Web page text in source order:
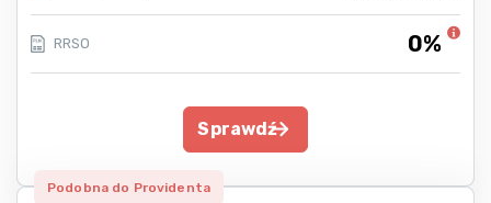
RRSO 0%
Sprawdź
Podobna do Providenta